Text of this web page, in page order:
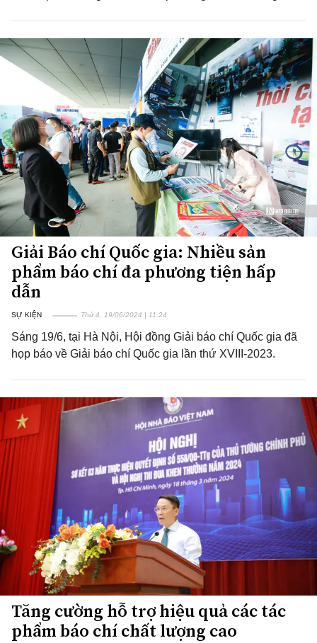
Giải Báo chí Quốc gia: Nhiều sản
phẩm báo chí đa phương tiện hấp
dẫn
SỰ KIỆN Thứ 4, 19/06/2024 | 11:24
Sáng 19/6, tại Hà Nội, Hội đồng Giải báo chí Quốc gia đã
họp báo về Giải báo chí Quốc gia lần thứ XVIII-2023.
Tăng cường hỗ trợ hiệu quả các tác
phẩm báo chí chất lượng cao